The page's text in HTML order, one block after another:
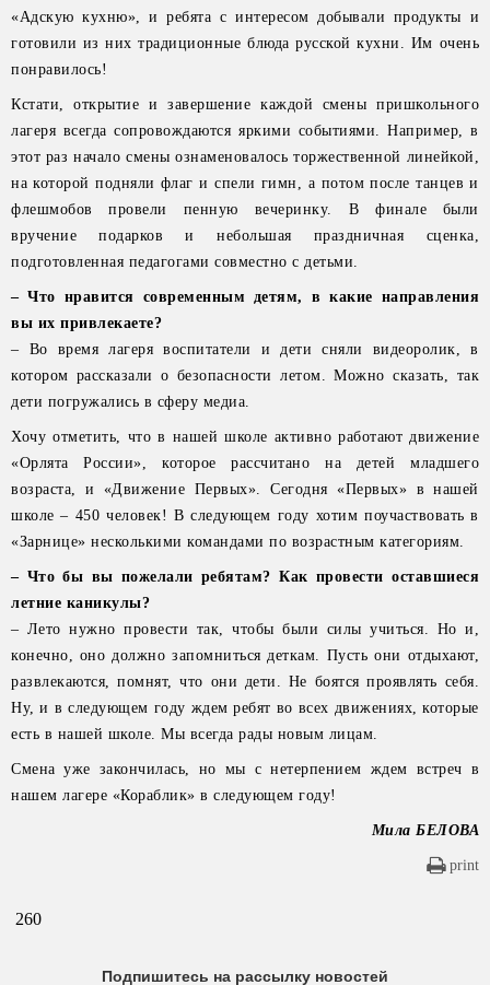
«Адскую кухню», и ребята с интересом добывали продукты и
готовили из них традиционные блюда русской кухни. Им очень
понравилось!
Кстати, открытие и завершение каждой смены пришкольного
лагеря всегда сопровождаются яркими событиями. Например, в
этот раз начало смены ознаменовалось торжественной линейкой,
на которой подняли флаг и спели гимн, а потом после танцев и
флешмобов провели пенную вечеринку. В финале были
вручение подарков и небольшая праздничная сценка,
подготовленная педагогами совместно с детьми.
– Что нравится современным детям, в какие направления
вы их привлекаете?
– Во время лагеря воспитатели и дети сняли видеоролик, в
котором рассказали о безопасности летом. Можно сказать, так
дети погружались в сферу медиа.
Хочу отметить, что в нашей школе активно работают движение
«Орлята России», которое рассчитано на детей младшего
возраста, и «Движение Первых». Сегодня «Первых» в нашей
школе – 450 человек! В следующем году хотим поучаствовать в
«Зарнице» несколькими командами по возрастным категориям.
– Что бы вы пожелали ребятам? Как провести оставшиеся
летние каникулы?
– Лето нужно провести так, чтобы были силы учиться. Но и,
конечно, оно должно запомниться деткам. Пусть они отдыхают,
развлекаются, помнят, что они дети. Не боятся проявлять себя.
Ну, и в следующем году ждем ребят во всех движениях, которые
есть в нашей школе. Мы всегда рады новым лицам.
Смена уже закончилась, но мы с нетерпением ждем встреч в
нашем лагере «Кораблик» в следующем году!
Мила БЕЛОВА
print
260
Подпишитесь на рассылку новостей